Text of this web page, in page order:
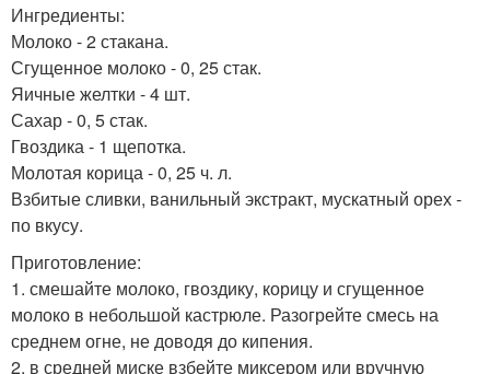
Ингредиенты:
Молоко - 2 стакана.
Сгущенное молоко - 0, 25 стак.
Яичные желтки - 4 шт.
Сахар - 0, 5 стак.
Гвоздика - 1 щепотка.
Молотая корица - 0, 25 ч. л.
Взбитые сливки, ванильный экстракт, мускатный орех -
по вкусу.
Приготовление:
1. смешайте молоко, гвоздику, корицу и сгущенное
молоко в небольшой кастрюле. Разогрейте смесь на
среднем огне, не доводя до кипения.
2. в средней миске взбейте миксером или вручную